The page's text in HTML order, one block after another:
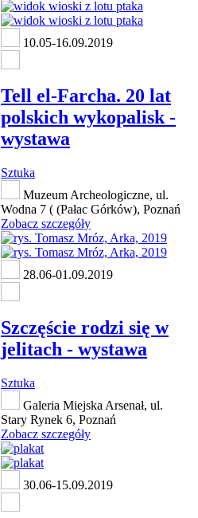
10.05-16.09.2019
Tell el-Farcha. 20 lat
polskich wykopalisk -
wystawa
Sztuka
Muzeum Archeologiczne, ul.
Wodna 7 ( (Pałac Górków), Poznań
Zobacz szczegóły
28.06-01.09.2019
Szczęście rodzi się w
jelitach - wystawa
Sztuka
Galeria Miejska Arsenał, ul.
Stary Rynek 6, Poznań
Zobacz szczegóły
30.06-15.09.2019